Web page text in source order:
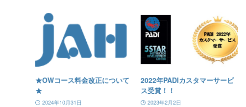
★OWコース料金改正について
★
2024年10月31日
2022年PADIカスタマーサービ
ス受賞！！
2023年2月2日